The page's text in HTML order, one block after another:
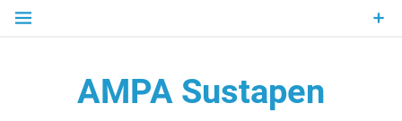
Saltar
AMPA Sustapen